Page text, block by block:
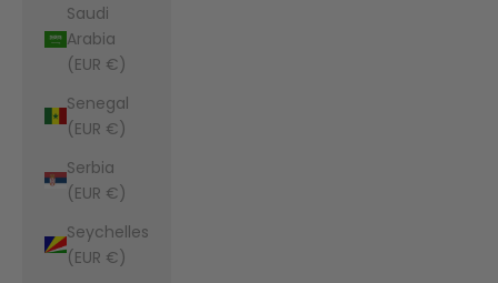
Saudi
Arabia
(EUR €)
Senegal
(EUR €)
Serbia
(EUR €)
Seychelles
(EUR €)